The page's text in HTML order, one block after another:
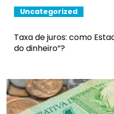
Uncategorized
Taxa de juros: como
do dinheiro”?